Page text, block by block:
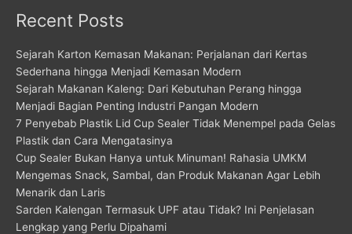
Recent Posts
Sejarah Karton Kemasan Makanan: Perjalanan dari Kertas
Sederhana hingga Menjadi Kemasan Modern
Sejarah Makanan Kaleng: Dari Kebutuhan Perang hingga
Menjadi Bagian Penting Industri Pangan Modern
7 Penyebab Plastik Lid Cup Sealer Tidak Menempel pada Gelas
Plastik dan Cara Mengatasinya
Cup Sealer Bukan Hanya untuk Minuman! Rahasia UMKM
Mengemas Snack, Sambal, dan Produk Makanan Agar Lebih
Menarik dan Laris
Sarden Kalengan Termasuk UPF atau Tidak? Ini Penjelasan
Lengkap yang Perlu Dipahami